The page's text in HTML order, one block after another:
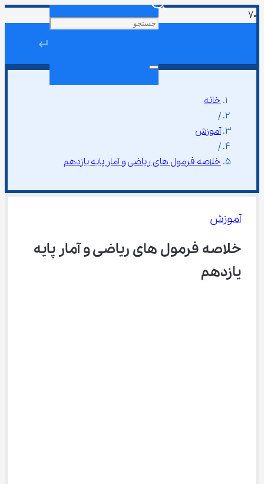
↵
خانه
/
آموزش
/
خلاصه فرمول های ریاضی و آمار پایه یازدهم
آموزش
خلاصه فرمول های ریاضی و آمار پایه
یازدهم